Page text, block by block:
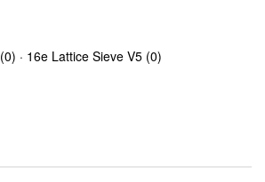
(0) · 16e Lattice Sieve V5 (0)